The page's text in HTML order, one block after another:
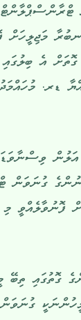
މަޖިލީހަށް
އެ
ޑރ.
ގުނަވަން
ފޮނުވާލެއްވީ މި
ގޮތުގައި ތިބޭ